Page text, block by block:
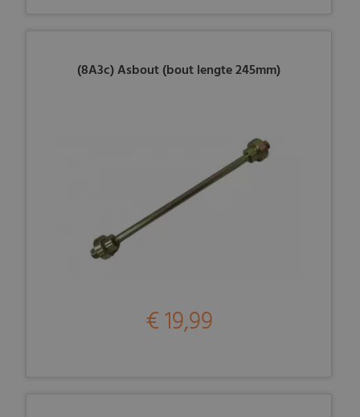
(8A3c) Asbout (bout lengte 245mm)
€ 19,99